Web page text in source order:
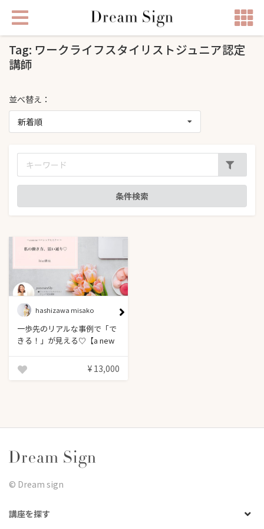
Tag: ワークライフスタイリストジュニア認定
講師
並べ替え：
新着順
hashizawa misako
一歩先のリアルな事例で「で
きる！」が見える♡【a new
¥ 13,000
©︎ Dream sign
講座を探す